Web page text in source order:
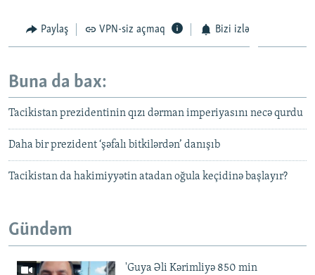
Paylaş VPN-siz açmaq Bizi izlə
Buna da bax:
Tacikistan prezidentinin qızı dərman imperiyasını necə qurdu
Daha bir prezident ‘şəfalı bitkilərdən’ danışıb
Tacikistan da hakimiyyətin atadan oğula keçidinə başlayır?
Gündəm
'Guya Əli Kərimliyə 850 min